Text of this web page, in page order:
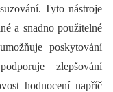
Tyto nástroje
a snadno použitelné
poskytování
zlepšování
hodnocení napříč